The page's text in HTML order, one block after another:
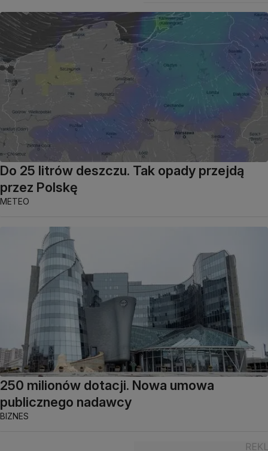
Do 25 litrów deszczu. Tak opady przejdą
przez Polskę
METEO
250 milionów dotacji. Nowa umowa
publicznego nadawcy
BIZNES